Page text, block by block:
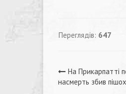
Переглядів: 647
На Прикарпатті
насмерть збив